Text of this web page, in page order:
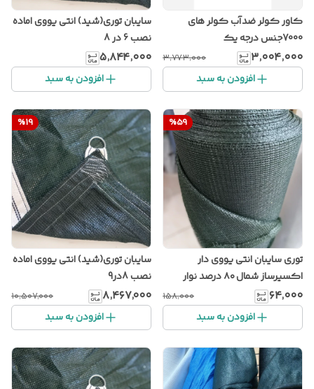
کاور کولر ضدآب کولر های
7000جنس درجه یک
۳٬۰۰۴٬۰۰۰ ۳٬۷۷۳٬۰۰۰
افزودن به سبد
سایبان توری(شید) انتی یووی اماده
نصب 6 در 8
۵٬۸۴۴٬۰۰۰
افزودن به سبد
%59
توری سایبان انتی یووی دار
اکسیرساز شمال ۸۰ درصد نوار
دوزی برزنتی خام
۶۴٬۰۰۰ ۱۵۸٬۰۰۰
افزودن به سبد
%19
سایبان توری(شید) انتی یووی اماده
نصب 8در9
۸٬۴۶۷٬۰۰۰ ۱۰٬۵۰۷٬۰۰۰
افزودن به سبد